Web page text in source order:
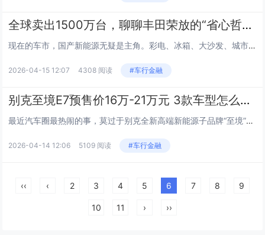
全球卖出1500万台，聊聊丰田荣放的“省心哲学”
现在的车市，国产新能源无疑是主角。彩电、冰箱、大沙发、城市领航……每周都有新词汇轰炸你的信息流。但有一个现象很有意思：燃油车并没有消失，反而在“沉默”中稳稳守着将近一半的市场份额。尤其是那些追求省心、耐用、不想被续航和充电折腾的用户，买车时...
2026-04-15 12:07 4308 阅读 #车行金融
别克至境E7预售价16万-21万元 3款车型怎么选？
最近汽车圈最热闹的事，莫过于别克全新高端新能源子品牌“至境”的首款SUV——至境E7正式开启预售了。预售价区间锁定在16万-21万元，全系标配真龙插混Pro系统和42项高价值豪华舒适配置，以“入门即满配”的姿态杀入20万级家用SUV市场。...
2026-04-14 12:06 5109 阅读 #车行金融
‹‹ ‹ 2 3 4 5 6 7 8 9
10 11 › ››